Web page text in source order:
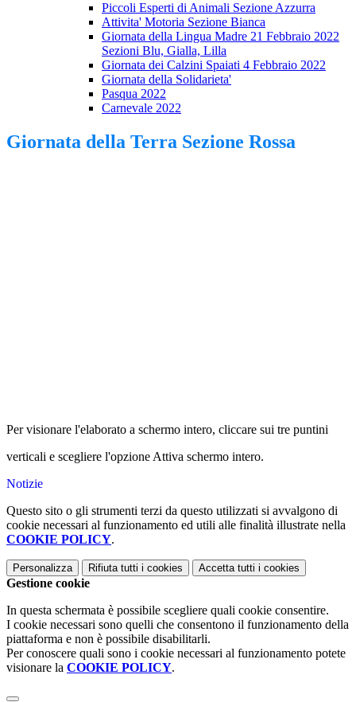
Piccoli Esperti di Animali Sezione Azzurra
Attivita' Motoria Sezione Bianca
Giornata della Lingua Madre 21 Febbraio 2022
Sezioni Blu, Gialla, Lilla
Giornata dei Calzini Spaiati 4 Febbraio 2022
Giornata della Solidarieta'
Pasqua 2022
Carnevale 2022
Giornata della Terra Sezione Rossa
Per visionare l'elaborato a schermo intero, cliccare sui tre puntini
verticali e scegliere l'opzione Attiva schermo intero.
Notizie
Questo sito o gli strumenti terzi da questo utilizzati si avvalgono di
cookie necessari al funzionamento ed utili alle finalità illustrate nella
COOKIE POLICY.
Personalizza Rifiuta tutti i cookies Accetta tutti i cookies
Gestione cookie
In questa schermata è possibile scegliere quali cookie consentire.
I cookie necessari sono quelli che consentono il funzionamento della
piattaforma e non è possibile disabilitarli.
Per conoscere quali sono i cookie necessari al funzionamento potete
visionare la COOKIE POLICY.